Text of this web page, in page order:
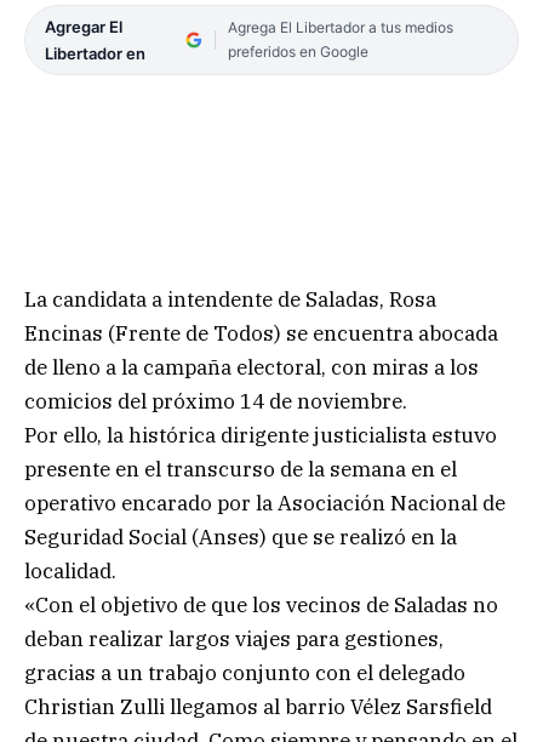
Agregar El
Libertador en
Agrega El Libertador a tus medios
preferidos en Google
La candidata a intendente de Saladas, Rosa
Encinas (Frente de Todos) se encuentra abocada
de lleno a la campaña electoral, con miras a los
comicios del próximo 14 de noviembre.
Por ello, la histórica dirigente justicialista estuvo
presente en el transcurso de la semana en el
operativo encarado por la Asociación Nacional de
Seguridad Social (Anses) que se realizó en la
localidad.
«Con el objetivo de que los vecinos de Saladas no
deban realizar largos viajes para gestiones,
gracias a un trabajo conjunto con el delegado
Christian Zulli llegamos al barrio Vélez Sarsfield